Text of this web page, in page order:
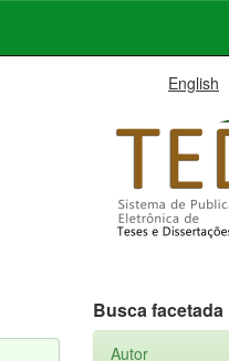
English
Busca facetada
Autor